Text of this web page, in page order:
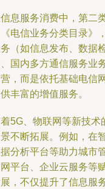
息服务消费中，第二
电信业务分类目录》
（如信息发布、数据
国内多方通信服务业
，而是依托基础电信
丰富的增值服务。
5G、物联网等新技
不断拓展。例如，在
分析平台等助力城市
平台、企业云服务等
，不仅提升了信息服